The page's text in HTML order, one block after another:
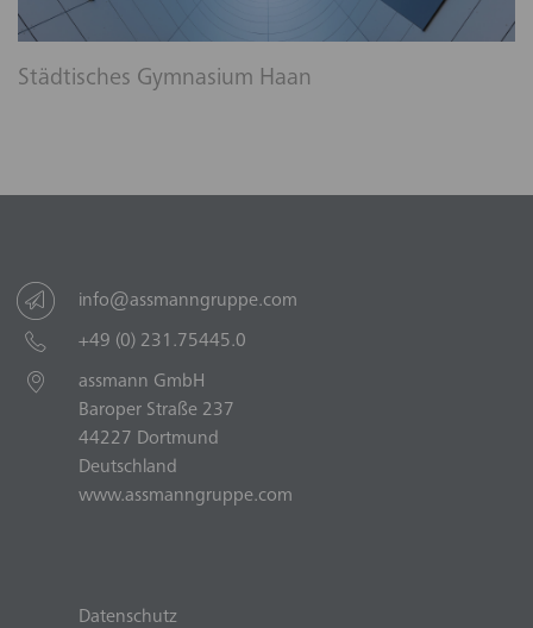
Städtisches Gymnasium Haan
info@assmanngruppe.com
+49 (0) 231.75445.0
assmann GmbH
Baroper Straße 237
44227 Dortmund
Deutschland
www.assmanngruppe.com
Datenschutz